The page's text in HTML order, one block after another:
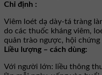
Chỉ định :
Viêm loét dạ dày-tá tràng
do các thuốc kháng viêm,
quản trào ngược, hội chứng
Liều lượng – cách dùng:
Với người lớn: liều thông